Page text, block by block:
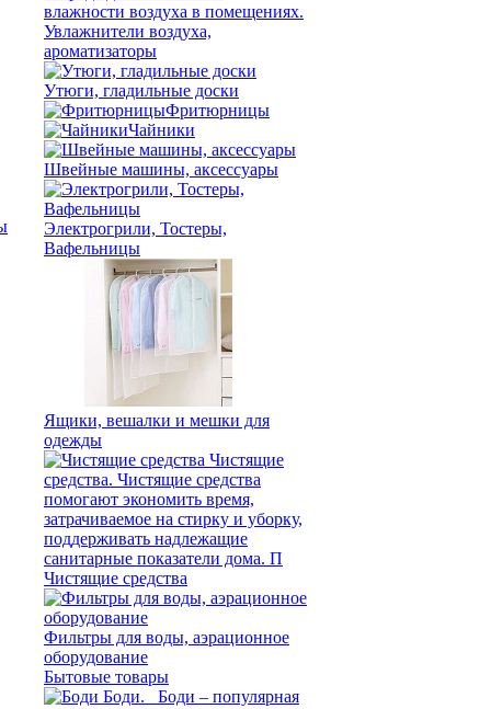
Увлажнители воздуха,
ароматизаторы
Утюги, гладильные доски
Фритюрницы
Чайники
Швейные машины, аксессуары
Электрогрили, Тостеры,
Вафельницы
Ящики, вешалки и мешки для
одежды
Чистящие средства
Фильтры для воды, аэрационное
оборудование
Бытовые товары